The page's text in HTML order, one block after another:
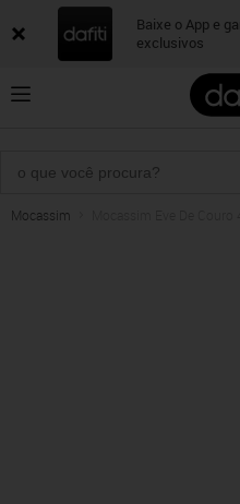
Baixe o App e
exclusivos
Mocassim